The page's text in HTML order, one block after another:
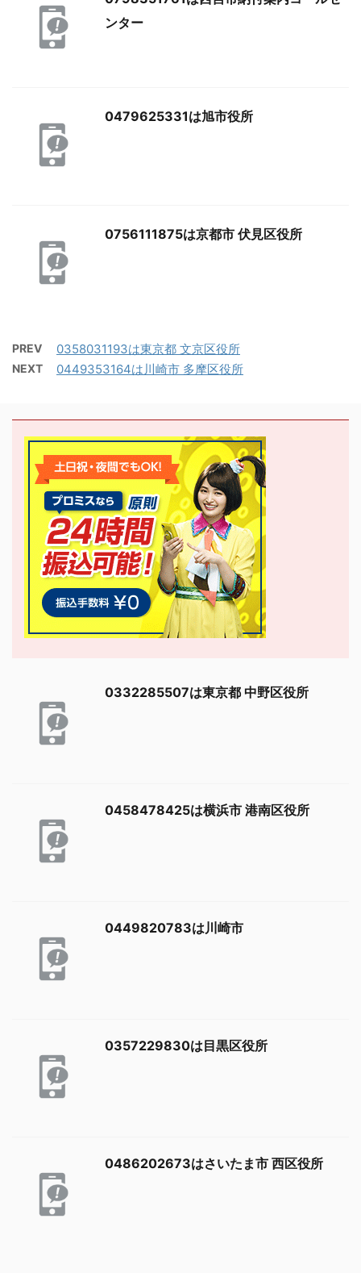
ンター
0479625331は旭市役所
0756111875は京都市 伏見区役所
PREV 0358031193は東京都 文京区役所
NEXT 0449353164は川崎市 多摩区役所
0332285507は東京都 中野区役所
0458478425は横浜市 港南区役所
0449820783は川崎市
0357229830は目黒区役所
0486202673はさいたま市 西区役所